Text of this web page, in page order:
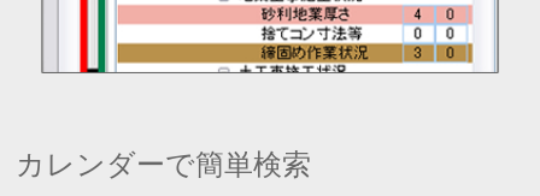
カレンダーで簡単検索